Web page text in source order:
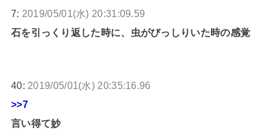
7: 2019/05/01(水) 20:31:09.59
石を引っくり返した時に、虫がびっしりいた時の感覚
40: 2019/05/01(水) 20:35:16.96
>>7
言い得て妙